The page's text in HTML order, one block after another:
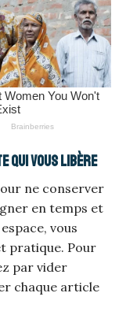
qui vous libère
ne conserver
en temps et
vous
pratique. Pour
par vider
chaque article